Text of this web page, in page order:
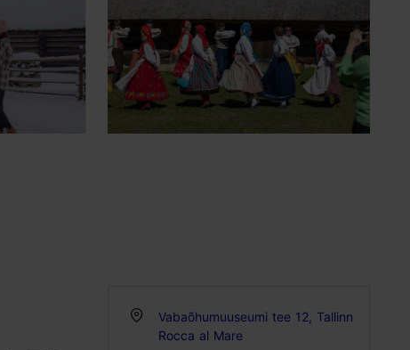
Vabaõhumuuseumi tee 12, Tallinn
Rocca al Mare